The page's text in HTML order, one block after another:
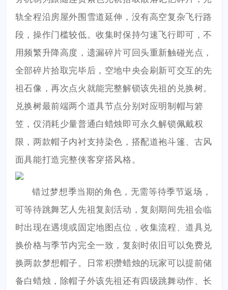
轨全程沿房屋外围雪道延伸，没有高空复杂飞行路
段，操作门槛较低。收集时保持匀速飞行即可，不
用频繁升降高度，遗漏碎片可回头重新触碰光点，
全部碎片拾取完毕后，空地中央会刷新可交互的先
祖石像，再次点火就能完整解锁该先祖的兑换树。
兑换树最前端两个道具节点分别对应明制帽与箬
笠，仅消耗少量普通白蜡烛即可永久解锁佩戴权
限，两款帽子内衬支持染色，搭配道袍斗篷、古风
面具能打造完整侠客穿搭风格。
错过梦想季当期的角色，无需等待季节返场，
可等待跳舞艺人先祖复刻活动，复刻期间先祖会临
时出现在遇境或固定地图点位，收集流程、道具兑
换价格与季节内完全一致，复刻时依旧可以免费兑
换两款梦想帽子。日常积攒蜡烛的玩家可以提前储
备白蜡烛，除帽子外该先祖还有四级跳舞动作、长